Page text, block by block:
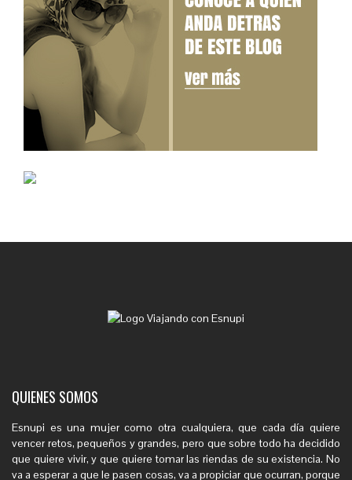
QUIENES SOMOS
Esnupi es una mujer como otra cualquiera, que cada día quiere
vencer retos, pequeños y grandes, pero que sobre todo ha decidido
que quiere vivir, y que quiere tomar las riendas de su existencia. No
va a esperar a que le pasen cosas, va a propiciar que ocurran, porque